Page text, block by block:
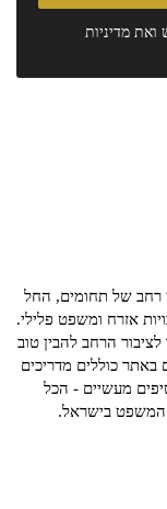
ואת מדיניות
רחב של תחומים, החל
אזרח ומשפט פלילי.
הרחב להבין טוב
באתר כוללים מדריכים
מעשיים - הכל
המשפט בישראל.